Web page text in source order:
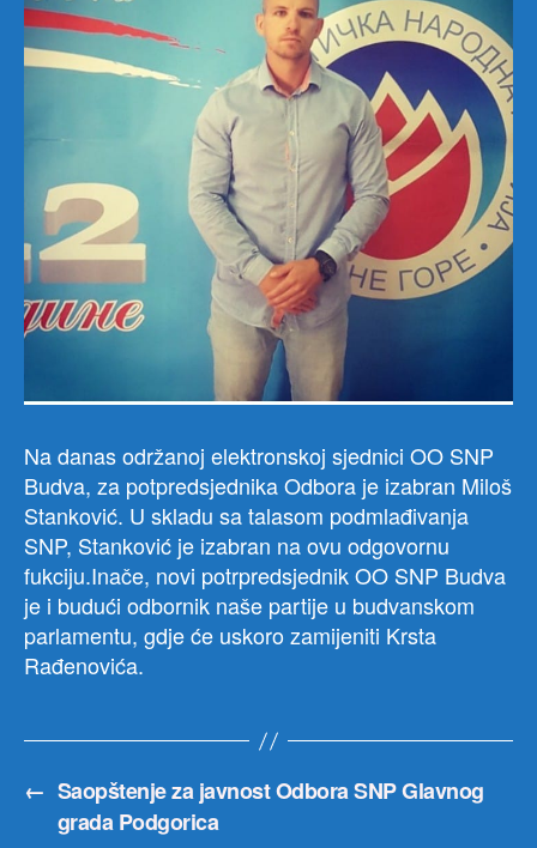
Na danas održanoj elektronskoj sjednici OO SNP
Budva, za potpredsjednika Odbora je izabran Miloš
Stanković. U skladu sa talasom podmlađivanja
SNP, Stanković je izabran na ovu odgovornu
fukciju.Inače, novi potrpredsjednik OO SNP Budva
je i budući odbornik naše partije u budvanskom
parlamentu, gdje će uskoro zamijeniti Krsta
Rađenovića.
← Saopštenje za javnost Odbora SNP Glavnog
grada Podgorica